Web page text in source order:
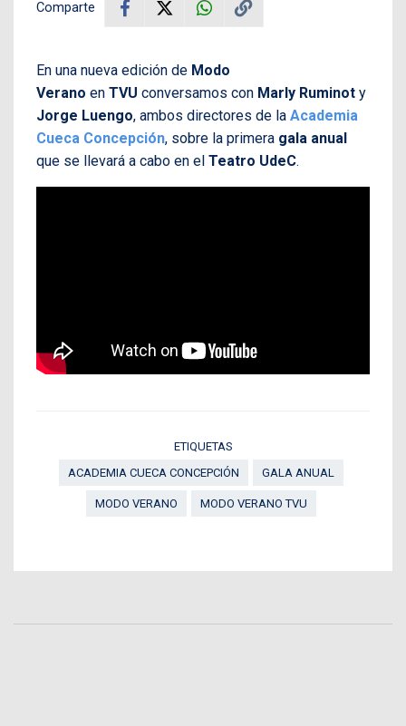
Comparte
En una nueva edición de Modo
Verano en TVU conversamos con Marly Ruminot y
Jorge Luengo, ambos directores de la Academia
Cueca Concepción, sobre la primera gala anual
que se llevará a cabo en el Teatro UdeC.
ETIQUETAS
ACADEMIA CUECA CONCEPCIÓN
GALA ANUAL
MODO VERANO MODO VERANO TVU